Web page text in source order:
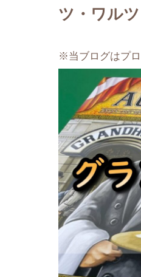
ツ・ワルツ
※当ブログはプロ